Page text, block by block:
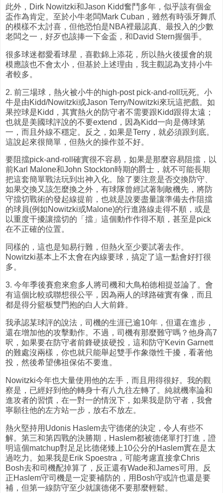
此外，Dirk Nowitzki和Jason Kidd奮鬥多年，似乎該有個金
盃作為肯定。至於小牛老闆Mark Cuban，雖然有時張牙舞爪
的模樣不太討喜，但他恐怕是NBA裡最認真、最投入的少數
老闆之一，好歹也該捧一下金盃，和David Stern握個手。
很多球迷都愛看球星，喜歡錦上添花，所以熱火後援會的規
模應該也不會太小，但基於上述理由，我主觀認為支持小牛
者較多。
2. 前三場球，熱火被小牛的high-post pick-and-roll玩死。小
牛是由Kidd/Nowitzki或Jason Terry/Nowitzki來玩這把戲。如
果控球是Kidd，其實熱火的防守者不需要跟Kidd跟得太遠；
也就是美國球評說的不要extend，因為Kidd一向是傳球第
一，而且外線不穩定。反之，如果是Terry，就必須跟到底。
這說起來很簡單，但熱火的操作並不好。
要阻擋pick-and-roll確實很不容易，如果是那麼容易阻擋，以
前Karl Malone和John Stockton時期的爵士，就不可能長期
把這套簡單戰法玩到出神入化。除了要注意是否交換防守、
如果交換又該怎麼換之外，有球隊曾經試著制敵機先，將防
守擋切戰術的發起線提前，也就是說要盡量讓準備去作阻擋
的球員(例如Nowitzki或Malone)的行進路線走得不順，或是
以重度干擾讓擋切的「擋」這個動作作得不順，甚至是pick
在不正確的位置。
同樣的，這也是知易行難，但熱火至少要試著去作。
Nowitzki基本上不太會在內線要球，搞定了這一點會好打很
多。
3. 今年季後賽愈來愈多人將司機和大鳥柏德相提並論了。會
有這個比較或聯想很公平，因為兩人的球路確實有像，而且
都是得分籃板雙門抱的白人大前鋒。
我承認某球評的說法，司機的生涯已逾10年，但還在進步，
還在增加他的攻擊動作。不過，司機有那麼難守嗎？他身高7
呎，如果要在防守者前鋒硬拔硬投，這和防守Kevin Garnett
的難處沒兩樣，你也就只能舉起雙手作象徵性干擾，看著他
投，然後希望佛祖保佑不要進。
Nowitzki今年也大量使用他的左手，而且用得很好。我的觀
察是，已經好到他的轉身十有八九往左轉了。純就機率論和
進攻者的習慣，在一對一的情況下，如果我是防守者，我會
寧願往他的左方站一步，放右不放左。
熱火堅持用Udonis Haslem去守德佬的決定，令人有些不
解。第三和第四戰的決勝期，Haslem都被德佬單打打進，證
明這個matchup對足足比德佬矮上10公分的Haslem實在是太
過吃力。如果我是Erik Spoestra，可能考慮直接拿Chris
Bosh去和司機配掉算了，反正還有Wade和James可用。反
正Haslem守司機是一定要補防的，用Bosh守或許也還是要
補，但第一線防守至少就讓德佬不要那麼輕鬆。